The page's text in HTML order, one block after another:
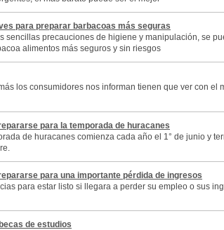
para preparar barbacoas más seguras
sencillas precauciones de higiene y manipulación, se
alimentos más seguros y sin riesgos
los consumidores nos informan tienen que ver con el
para la temporada de huracanes
de huracanes comienza cada año el 1° de junio y
para una importante pérdida de ingresos
para estar listo si llegara a perder su empleo o sus
de estudios